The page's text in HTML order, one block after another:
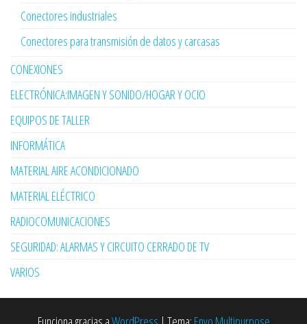
Conectores industriales
Conectores para transmisión de datos y carcasas
CONEXIONES
ELECTRÓNICA:IMAGEN Y SONIDO/HOGAR Y OCIO
EQUIPOS DE TALLER
INFORMÁTICA
MATERIAL AIRE ACONDICIONADO
MATERIAL ELÉCTRICO
RADIOCOMUNICACIONES
SEGURIDAD: ALARMAS Y CIRCUITO CERRADO DE TV
VARIOS